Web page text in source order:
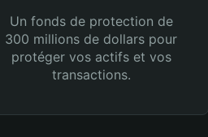
Un fonds de protection de
300 millions de dollars pour
protéger vos actifs et vos
transactions.